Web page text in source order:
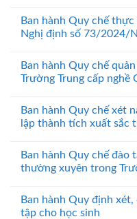
Ban hành Quy chế
Nghị định số 73/2024/
Ban hành Quy chế
Trường Trung cấp nghề
Ban hành Quy chế xét
lập thành tích xuất sắc
Ban hành Quy chế đào
thường xuyên trong
Ban hành Quy định
tập cho học sinh